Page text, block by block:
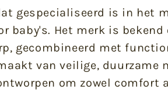
gespecialiseerd is in het
baby's. Het merk is
gecombineerd met
van veilige, duurzame
om zowel comfort